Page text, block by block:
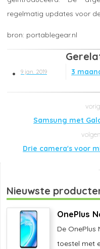
regelmatig updates voor
portablegear.nl
9 jan. 2019 3
Samsung met
Drie camera's voor
Nieuwste
OnePlus
De OnePlus
toestel met